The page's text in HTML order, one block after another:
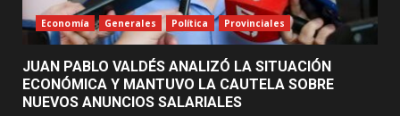
Economía Generales Política Provinciales
JUAN PABLO VALDÉS ANALIZÓ LA SITUACIÓN
ECONÓMICA Y MANTUVO LA CAUTELA SOBRE
NUEVOS ANUNCIOS SALARIALES